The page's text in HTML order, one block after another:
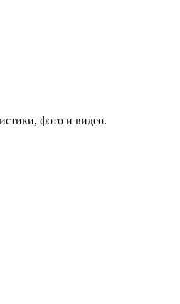
фото и видео.